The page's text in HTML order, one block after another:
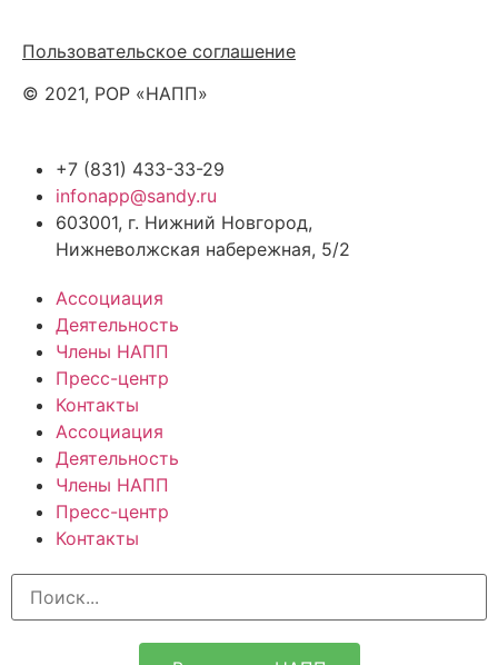
Пользовательское соглашение
© 2021, РОР «НАПП»
+7 (831) 433-33-29
infonapp@sandy.ru
603001, г. Нижний Новгород,
Нижневолжская набережная, 5/2
Ассоциация
Деятельность
Члены НАПП
Пресс-центр
Контакты
Ассоциация
Деятельность
Члены НАПП
Пресс-центр
Контакты